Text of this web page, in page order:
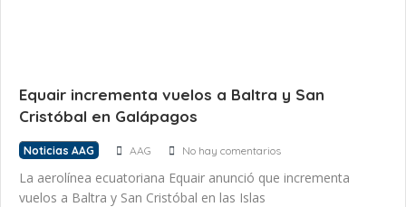
Equair incrementa vuelos a Baltra y San
Cristóbal en Galápagos
Noticias AAG AAG No hay comentarios
La aerolínea ecuatoriana Equair anunció que incrementa
vuelos a Baltra y San Cristóbal en las Islas